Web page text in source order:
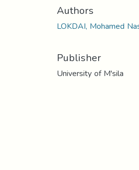
Authors
LOKDAI, Mohamed
Publisher
University of M'sila